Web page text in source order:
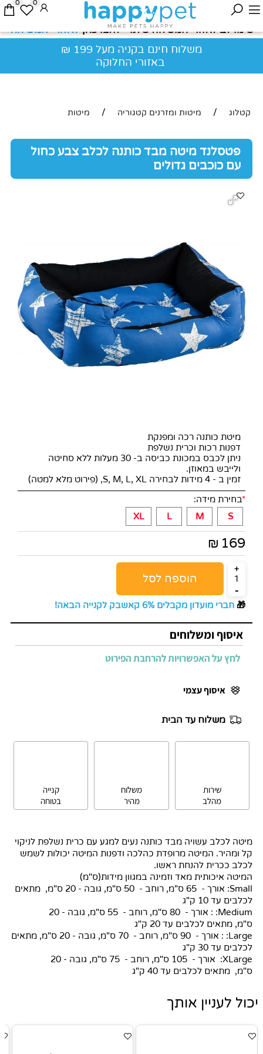
שימו לב לאזורי המשלוח שלנו - לחצו כאןלאזורי המשלוח
משלוח חינם בקניה מעל 199 ₪
באזורי החלוקה
0 0
קטלוג / מיטות ומזרנים קטגוריה / מיטות
פטסלנד מיטה מבד כותנה לכלב צבע כחול
עם כוכבים גדולים
מיטת כותנה רכה ומפנקת
דפנות רכות וכרית נשלפת
ניתן לכבס במכונת כביסה ב- 30 מעלות ללא סחיטה
ולייבש במאוזן.
זמין ב - 4 מידות לבחירה S, M, L, XL, (פירוט מלא למטה)
*בחירת מידה:
S
M
L
XL
₪ 169
הוספה לסל
🎁 חברי מועדון מקבלים 6% קאשבק לקנייה הבאה!
איסוף ומשלוחים
לחץ על האפשרויות להרחבת הפירוט
איסוף עצמי
משלוח עד הבית
שירות
מהלב
משלוח
מהיר
קנייה
בטוחה
מיטה לכלב עשויה מבד כותנה נעים למגע עם כרית נשלפת לניקוי
קל ומהיר. המיטה מרופדת כהלכה ודפנות המיטה יכולות לשמש
לכלב ככרית להנחת ראשו.
המיטה איכותית מאד וזמינה במגוון מידות(ס"מ)
Small: אורך - 65 ס"מ, רוחב - 50 ס"מ, גובה - 20 ס"מ, מתאים
לכלבים עד 10 ק"ג
Medium: : אורך - 80 ס"מ, רוחב - 55 ס"מ, גובה - 20
ס"מ, מתאים לכלבים עד 20 ק"ג
Large: : אורך - 90 ס"מ, רוחב - 70 ס"מ, גובה - 20 ס"מ, מתאים
לכלבים עד 30 ק"ג
XLarge: אורך - 105 ס"מ, רוחב - 75 ס"מ, גובה - 20
ס"מ, מתאים לכלבים עד 40 ק"ג
יכול לעניין אותך